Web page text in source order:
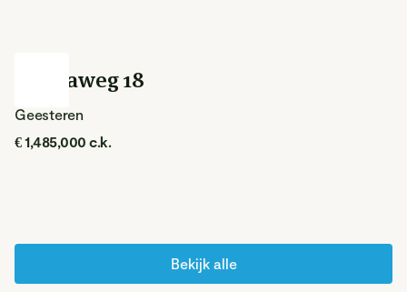
Delmaweg 18
Geesteren
€ 1,485,000 c.k.
Bekijk alle